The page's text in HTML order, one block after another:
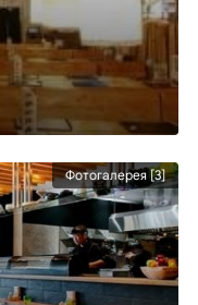
Фотогалерея [3]